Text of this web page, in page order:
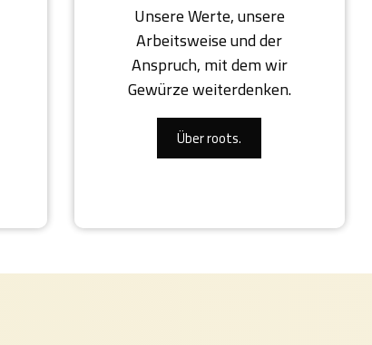
Unsere Werte, unsere
Arbeitsweise und der
Anspruch, mit dem wir
Gewürze weiterdenken.
Über roots.